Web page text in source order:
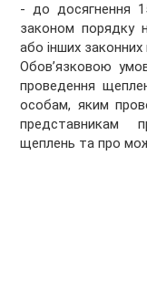
- до досягнення
законом порядку
або інших законних
Обов’язковою
проведення
особам, яким
представникам
щеплень та про